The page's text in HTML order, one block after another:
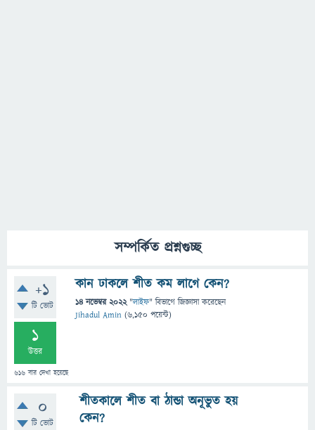
সম্পর্কিত প্রশ্নগুচ্ছ
+1
টি ভোট
1
উত্তর
616 বার দেখা হয়েছে
কান ঢাকলে শীত কম লাগে কেন?
14 নভেম্বর 2022 "লাইফ" বিভাগে জিজ্ঞাসাকরেছেন
Jihadul Amin (6,150 পয়েন্ট)
0
টি ভোট
শীতকালে শীত বা ঠান্ডা অনূভুত হয়
কেন?